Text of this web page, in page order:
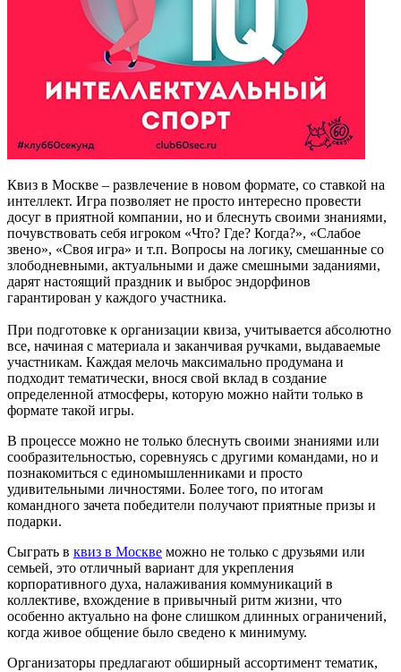
Квиз в Москве – развлечение в новом формате, со ставкой на
интеллект. Игра позволяет не просто интересно провести
досуг в приятной компании, но и блеснуть своими знаниями,
почувствовать себя игроком «Что? Где? Когда?», «Слабое
звено», «Своя игра» и т.п. Вопросы на логику, смешанные со
злободневными, актуальными и даже смешными заданиями,
дарят настоящий праздник и выброс эндорфинов
гарантирован у каждого участника.
При подготовке к организации квиза, учитывается абсолютно
все, начиная с материала и заканчивая ручками, выдаваемые
участникам. Каждая мелочь максимально продумана и
подходит тематически, внося свой вклад в создание
определенной атмосферы, которую можно найти только в
формате такой игры.
В процессе можно не только блеснуть своими знаниями или
сообразительностью, соревнуясь с другими командами, но и
познакомиться с единомышленниками и просто
удивительными личностями. Более того, по итогам
командного зачета победители получают приятные призы и
подарки.
Сыграть в квиз в Москве можно не только с друзьями или
семьей, это отличный вариант для укрепления
корпоративного духа, налаживания коммуникаций в
коллективе, вхождение в привычный ритм жизни, что
особенно актуально на фоне слишком длинных ограничений,
когда живое общение было сведено к минимуму.
Организаторы предлагают обширный ассортимент тематик,